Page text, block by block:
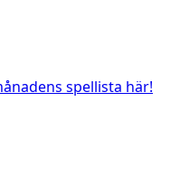
spellista här!